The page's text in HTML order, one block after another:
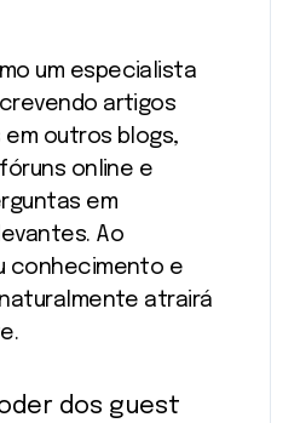
um especialista
artigos
em outros blogs,
online e
em
Ao
conhecimento e
atrairá
dos guest